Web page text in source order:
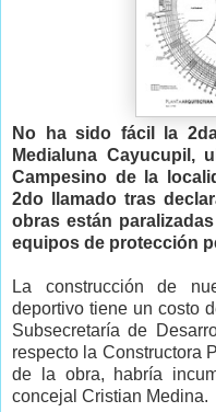
No ha sido fácil la
Medialuna Cayucupil,
Campesino de la
2do llamado tras
obras están
equipos de protección
La construcción de
deportivo tiene un costo
Subsecretaría de
respecto la Constructora
de la obra, habría
concejal Cristian Medina.